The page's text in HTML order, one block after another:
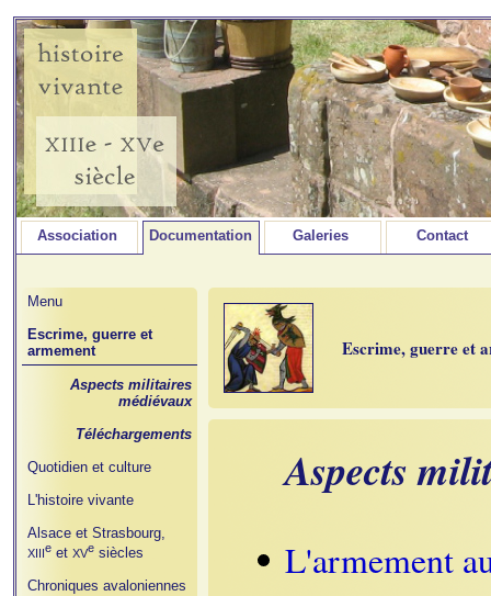
Association Documentation Galeries Contact
Menu
Escrime, guerre et
armement
Aspects militaires
médiévaux
Téléchargements
Quotidien et culture
L'histoire vivante
Alsace et Strasbourg,
XIII e et XVe siècles
Chroniques avaloniennes
Escrime, guerre et
Aspects
L'armement